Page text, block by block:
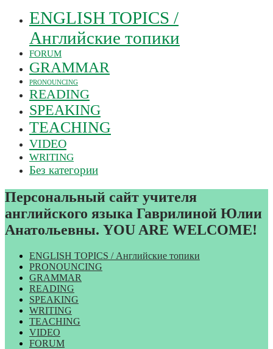
ENGLISH TOPICS /
Английские топики
FORUM
GRAMMAR
PRONOUNCING
READING
SPEAKING
TEACHING
VIDEO
WRITING
Без категории
Персональный сайт учителя
английского языка Гаврилиной Юлии
Анатольевны. YOU ARE WELCOME!
ENGLISH TOPICS / Английские топики
PRONOUNCING
GRAMMAR
READING
SPEAKING
WRITING
TEACHING
VIDEO
FORUM